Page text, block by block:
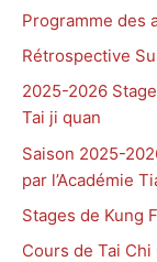
Programme des
Rétrospective
2025-2026
Tai ji quan
Saison 2025-
par l’Académie
Stages de Kung
Cours de Tai